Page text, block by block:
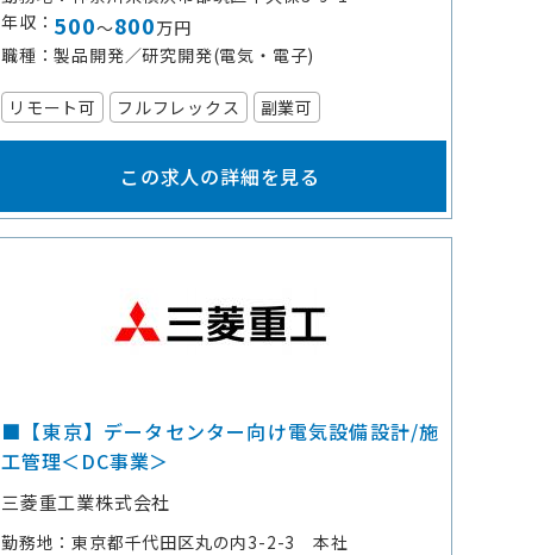
年収
500～800万円
職種
製品開発／研究開発(電気・電子)
リモート可 フルフレックス 副業可
この求人の詳細を見る
■【東京】データセンター向け電気設備設計/施
工管理＜DC事業＞
三菱重工業株式会社
勤務地
東京都千代田区丸の内3-2-3 本社